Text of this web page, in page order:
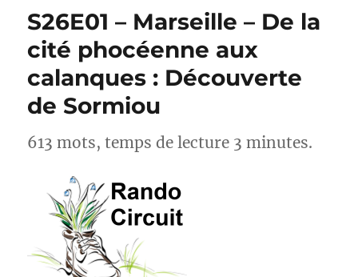
Sima78
S26E01 – Marseille – De la
cité phocéenne aux
calanques : Découverte
de Sormiou
613 mots, temps de lecture 3 minutes.